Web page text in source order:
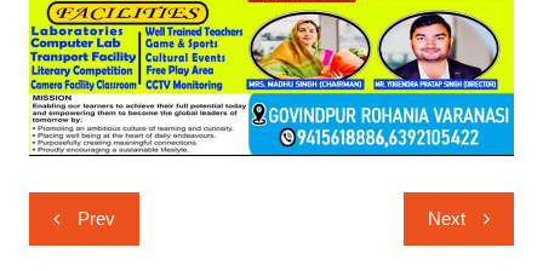
Post
navigation
Prev Next